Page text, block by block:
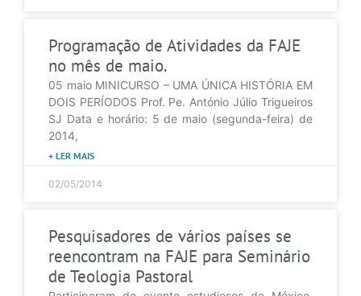
Programação de Atividades da FAJE
no mês de maio.
05 maio MINICURSO – UMA ÚNICA HISTÓRIA EM
DOIS PERÍODOS Prof. Pe. António Júlio Trigueiros
SJ Data e horário: 5 de maio (segunda-feira) de
2014,
+ LER MAIS
02/05/2014
Pesquisadores de vários países se
reencontram na FAJE para Seminário
de Teologia Pastoral